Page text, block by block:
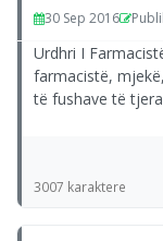
30 Sep 2016
Urdhri I
farmacistë,
të fushave të
3007 karaktere